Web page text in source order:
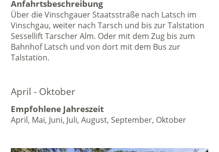
Anfahrtsbeschreibung
Über die Vinschgauer Staatsstraße nach Latsch im
Vinschgau, weiter nach Tarsch und bis zur Talstation
Sessellift Tarscher Alm. Oder mit dem Zug bis zum
Bahnhof Latsch und von dort mit dem Bus zur
Talstation.
April - Oktober
Empfohlene Jahreszeit
April, Mai, Juni, Juli, August, September, Oktober